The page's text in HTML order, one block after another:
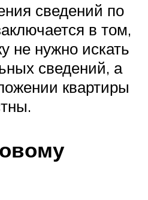
сведений по
в том,
не нужно искать
сведений, а
квартиры